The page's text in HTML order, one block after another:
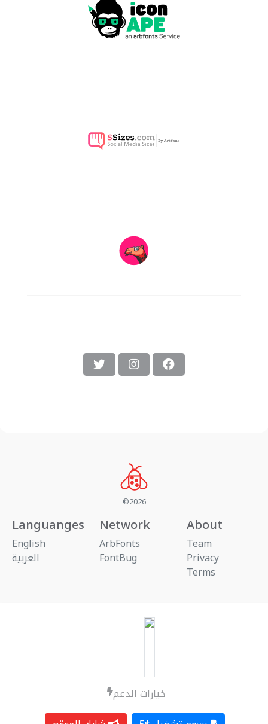
خيارات الدعم
©2026
Languanges
English
العربية
Network
ArbFonts
FontBug
About
Team
Privacy
Terms